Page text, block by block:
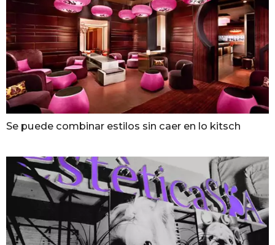
Se puede combinar estilos sin caer en lo kitsch